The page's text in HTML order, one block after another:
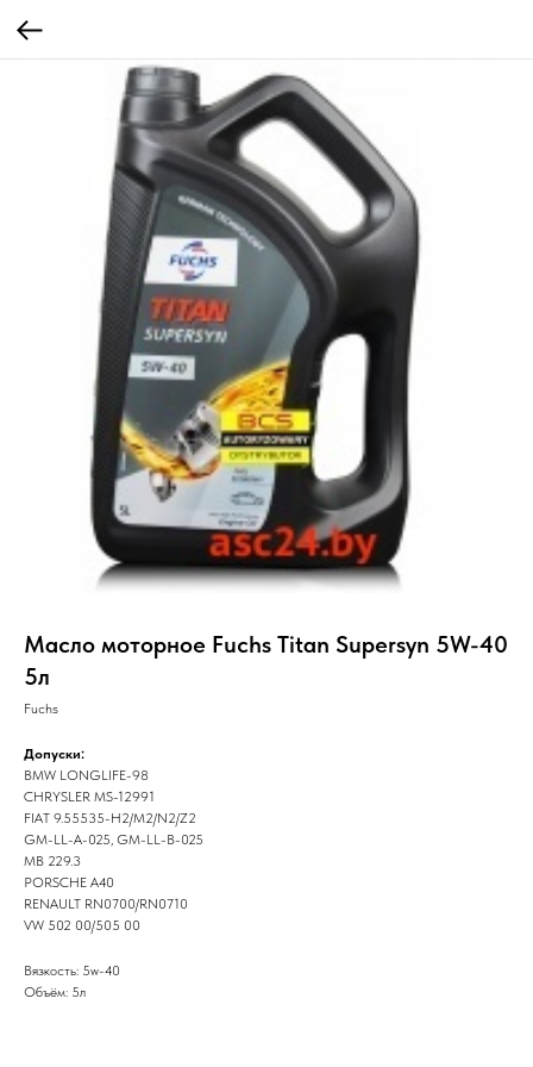
Масло моторное Fuchs Titan Supersyn 5W-40
5л
Fuchs
Допуски:
BMW LONGLIFE-98
CHRYSLER MS-12991
FIAT 9.55535-H2/M2/N2/Z2
GM-LL-A-025, GM-LL-B-025
MB 229.3
PORSCHE A40
RENAULT RN0700/RN0710
VW 502 00/505 00
Вязкость: 5w-40
Объём: 5л